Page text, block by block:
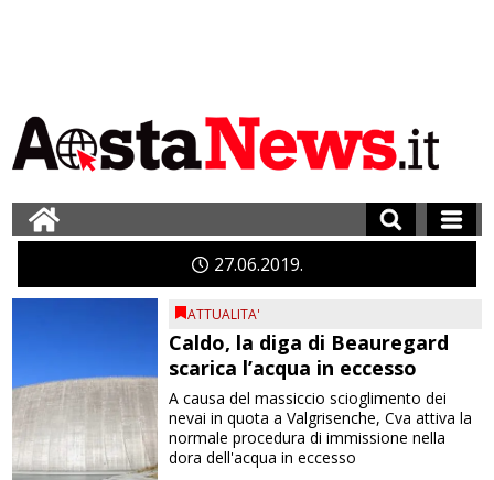
2706 2019
ATTUALITA'
Caldo, la diga di Beauregard
scarica l’acqua in eccesso
A causa del massiccio scioglimento dei
nevai in quota a Valgrisenche, Cva attiva la
normale procedura di immissione nella
dora dell'acqua in eccesso